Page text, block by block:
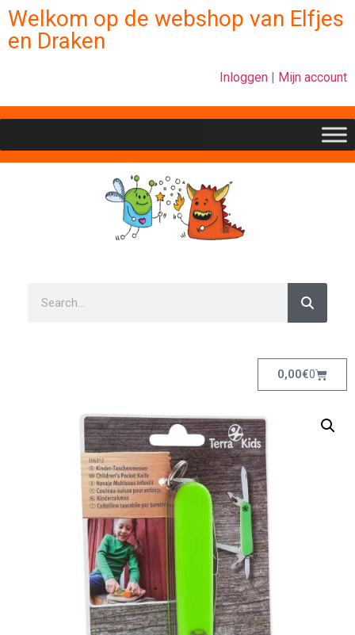
Welkom op de webshop van Elfjes
en Draken
Inloggen | Mijn account
0,00€0